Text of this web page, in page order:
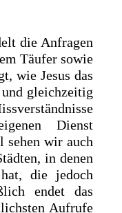
die Anfragen
Täufer sowie
wie Jesus das
und gleichzeitig
Dienst
sehen wir auch
in denen
die jedoch
endet das
Aufrufe